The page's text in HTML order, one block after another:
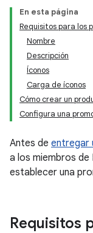
En esta página
Requisitos para los
Nombre
Descripción
Íconos
Carga de íconos
Cómo crear un
Configura una
Antes de entregar
a los miembros
establecer una
Requisitos